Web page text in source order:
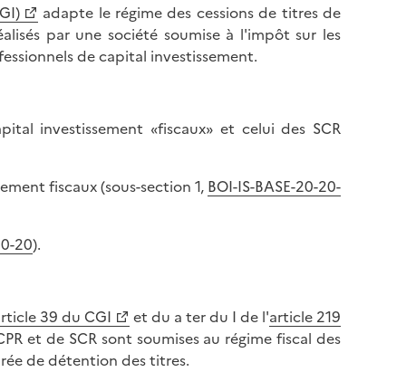
adapte le régime des cessions de titres de
par une société soumise à l'impôt sur les
de capital investissement.
investissement «fiscaux» et celui des SCR
fiscaux (sous-section 1, BOI-IS-BASE-20-20-
20).
39 du CGI et du a ter du I de l'article 219
et de SCR sont soumises au régime fiscal des
de détention des titres.